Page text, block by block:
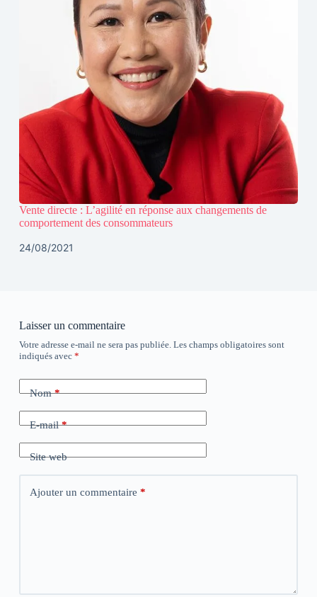
Vente directe : L’agilité en réponse aux changements de
comportement des consommateurs
24/08/2021
Laisser un commentaire
Votre adresse e-mail ne sera pas publiée. Les champs obligatoires sont
indiqués avec *
Nom*
E-mail*
Site web
Ajouter un commentaire *